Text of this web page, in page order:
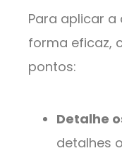
Para aplicar
forma eficaz,
pontos:
Detalhe
detalhes